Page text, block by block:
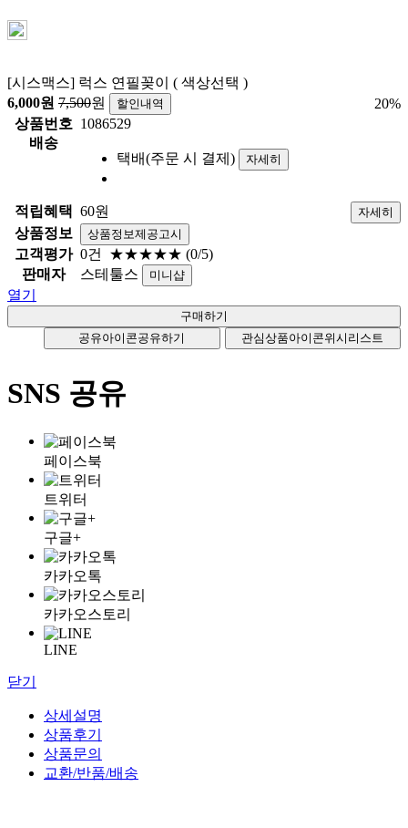
[시스맥스] 럭스 연필꽂이 ( 색상선택 )
6,000원 7,500원 할인내역 20%
상품번호 1086529
배송
택배(주문 시 결제)
자세히
적립혜택 60원 자세히
상품정보 상품정보제공고시
고객평가 0건 ★★★★★ (0/5)
판매자
스테툴스 미니샵
열기
공유아이콘공유하기 관심상품아이콘위시리스트
SNS 공유
페이스북
트위터
구글+
카카오톡
카카오스토리
LINE
닫기
상세설명
상품후기
상품문의
교환/반품/배송